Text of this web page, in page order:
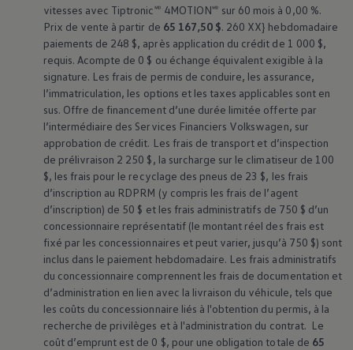
vitesses avec Tiptronic🅫 4MOTION🅫 sur 60 mois à 0,00 %.
Prix de vente à partir de 65 167,50 $. 260 XX} hebdomadaire
paiements de 248 $, après application du crédit de 1 000 $,
requis. Acompte de 0 $ ou échange équivalent exigible à la
signature. Les frais de permis de conduire, les assurance,
l’immatriculation, les options et les taxes applicables sont en
sus. Offre de financement d’une durée limitée offerte par
l’intermédiaire des Services Financiers Volkswagen, sur
approbation de crédit. Les frais de transport et d’inspection
de prélivraison 2 250 $, la surcharge sur le climatiseur de 100
$, les frais pour le recyclage des pneus de 23 $, les frais
d’inscription au RDPRM (y compris les frais de l’agent
d’inscription) de 50 $ et les frais administratifs de 750 $ d’un
concessionnaire représentatif (le montant réel des frais est
fixé par les concessionnaires et peut varier, jusqu’à 750 $) sont
inclus dans le paiement hebdomadaire. Les frais administratifs
du concessionnaire comprennent les frais de documentation et
d’administration en lien avec la livraison du véhicule, tels que
les coûts du concessionnaire liés à l'obtention du permis, à la
recherche de privilèges et à l'administration du contrat. Le
coût d’emprunt est de 0 $, pour une obligation totale de 65